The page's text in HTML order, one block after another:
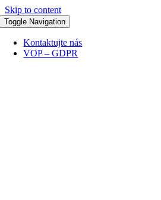
Skip to content
Toggle Navigation
Kontaktujte nás
VOP – GDPR